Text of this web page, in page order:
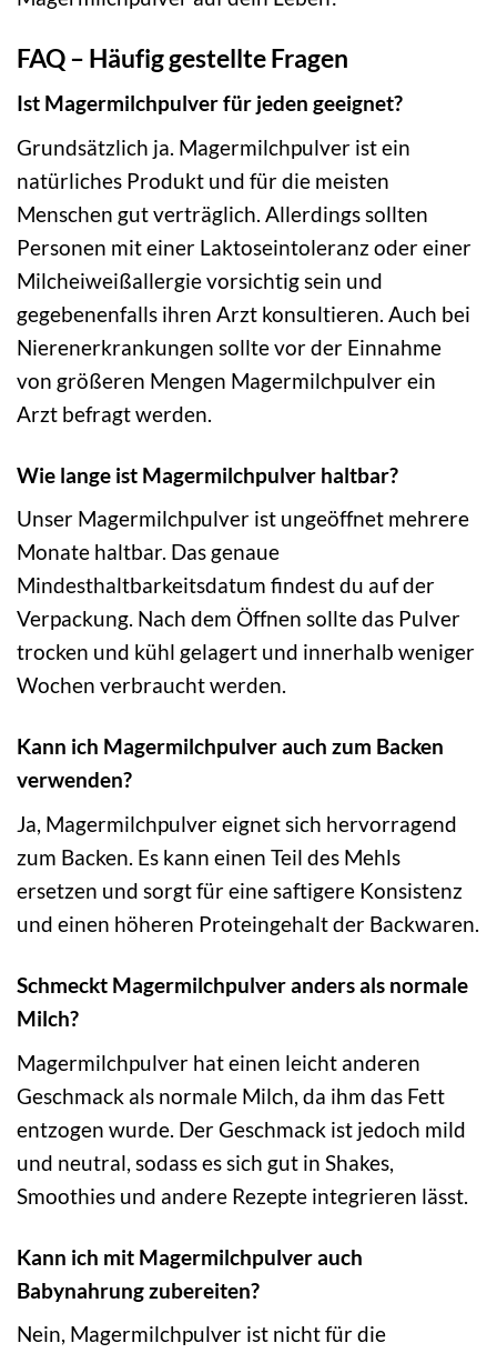
FAQ – Häufig gestellte Fragen
Ist Magermilchpulver für jeden geeignet?
Grundsätzlich ja. Magermilchpulver ist ein
natürliches Produkt und für die meisten
Menschen gut verträglich. Allerdings sollten
Personen mit einer Laktoseintoleranz oder einer
Milcheiweißallergie vorsichtig sein und
gegebenenfalls ihren Arzt konsultieren. Auch bei
Nierenerkrankungen sollte vor der Einnahme
von größeren Mengen Magermilchpulver ein
Arzt befragt werden.
Wie lange ist Magermilchpulver haltbar?
Unser Magermilchpulver ist ungeöffnet mehrere
Monate haltbar. Das genaue
Mindesthaltbarkeitsdatum findest du auf der
Verpackung. Nach dem Öffnen sollte das Pulver
trocken und kühl gelagert und innerhalb weniger
Wochen verbraucht werden.
Kann ich Magermilchpulver auch zum Backen
verwenden?
Ja, Magermilchpulver eignet sich hervorragend
zum Backen. Es kann einen Teil des Mehls
ersetzen und sorgt für eine saftigere Konsistenz
und einen höheren Proteingehalt der Backwaren.
Schmeckt Magermilchpulver anders als normale
Milch?
Magermilchpulver hat einen leicht anderen
Geschmack als normale Milch, da ihm das Fett
entzogen wurde. Der Geschmack ist jedoch mild
und neutral, sodass es sich gut in Shakes,
Smoothies und andere Rezepte integrieren lässt.
Kann ich mit Magermilchpulver auch
Babynahrung zubereiten?
Nein, Magermilchpulver ist nicht für die